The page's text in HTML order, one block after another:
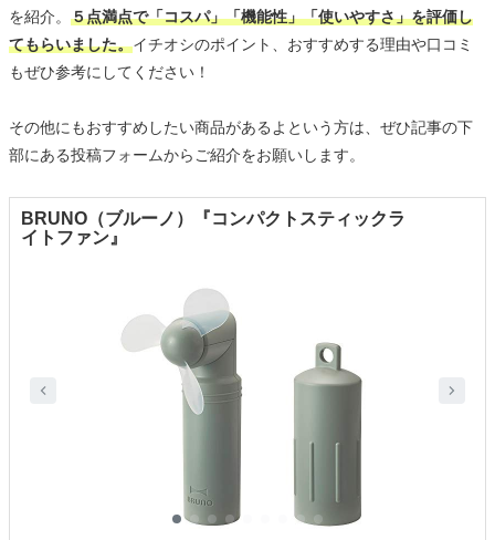
を紹介。 ５点満点で「コスパ」「機能性」「使いやすさ」を評価し
てもらいました。イチオシのポイント、おすすめする理由や口コミ
もぜひ参考にしてください！
その他にもおすすめしたい商品があるよという方は、ぜひ記事の下
部にある投稿フォームからご紹介をお願いします。
BRUNO（ブルーノ）『コンパクトスティックラ
イトファン』